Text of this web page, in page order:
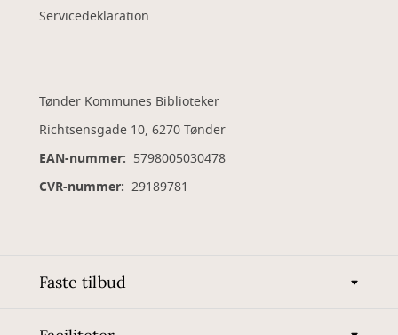
Servicedeklaration
Tønder Kommunes Biblioteker
Richtsensgade 10, 6270 Tønder
EAN-nummer: 5798005030478
CVR-nummer: 29189781
Faste tilbud